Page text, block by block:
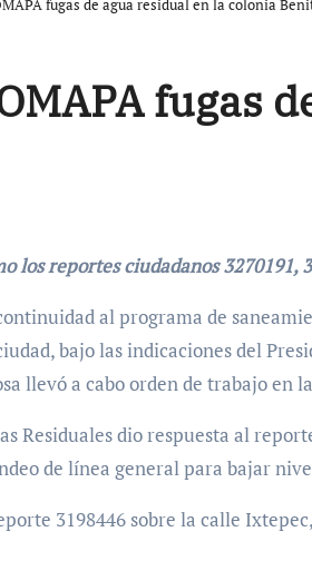
fugas de agua residual en la colonia
fugas
los reportes ciudadanos 3270191,
al programa de
bajo las indicaciones del
llevó a cabo orden de trabajo en
Residuales dio respuesta al
de línea general para bajar
3198446 sobre la calle